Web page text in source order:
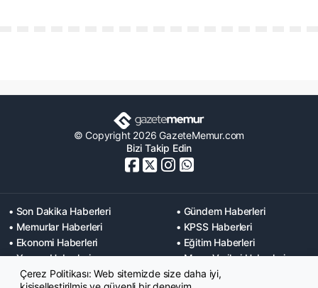
© Copyright 2026 GazeteMemur.com
Bizi Takip Edin
• Son Dakika Haberleri
• Gündem Haberleri
• Memurlar Haberleri
• KPSS Haberleri
• Ekonomi Haberleri
• Eğitim Haberleri
• Yaşam Haberleri
• Maaş Verileri Haberleri
• Mahkeme Kararları
Çerez Politikası: Web sitemizde size daha iyi,